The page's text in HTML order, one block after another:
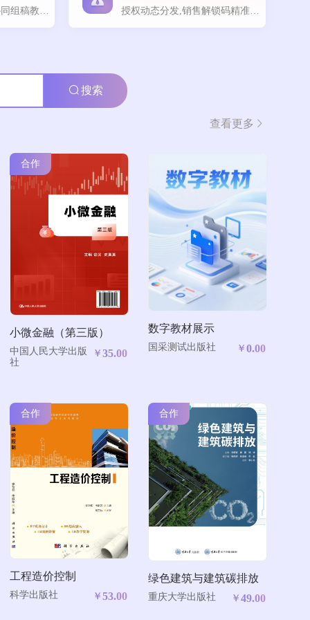
AI多模态协同,智能协同组稿教材动态生成 授权动态分发,销售解锁码精准触达
搜索
查看更多
合作
小微金融（第三版）
中国人民大学出版
社
￥ 35.00
数字教材展示
国采测试出版社 ￥ 0.00
合作
工程造价控制
科学出版社 ￥ 53.00
合作
绿色建筑与建筑碳排放
重庆大学出版社 ￥ 49.00